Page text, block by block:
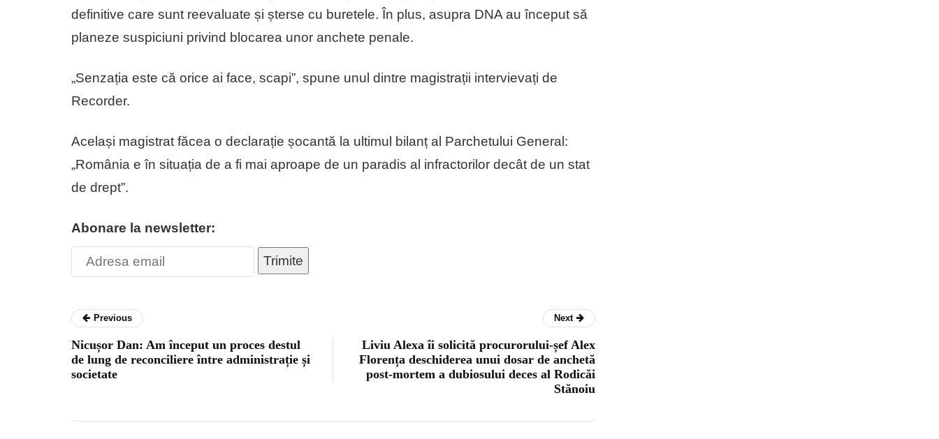
definitive care sunt reevaluate și șterse cu buretele. În plus, asupra DNA au început să
planeze suspiciuni privind blocarea unor anchete penale.
„Senzația este că orice ai face, scapi”, spune unul dintre magistrații intervievați de
Recorder.
Același magistrat făcea o declarație șocantă la ultimul bilanț al Parchetului General:
„România e în situația de a fi mai aproape de un paradis al infractorilor decât de un stat
de drept”.
Abonare la newsletter:
Trimite
Previous
Nicușor Dan: Am început un proces destul
de lung de reconciliere între administrație și
societate
Next
Liviu Alexa îi solicită procurorului-șef Alex
Florența deschiderea unui dosar de anchetă
post-mortem a dubiosului deces al Rodicăi
Stănoiu